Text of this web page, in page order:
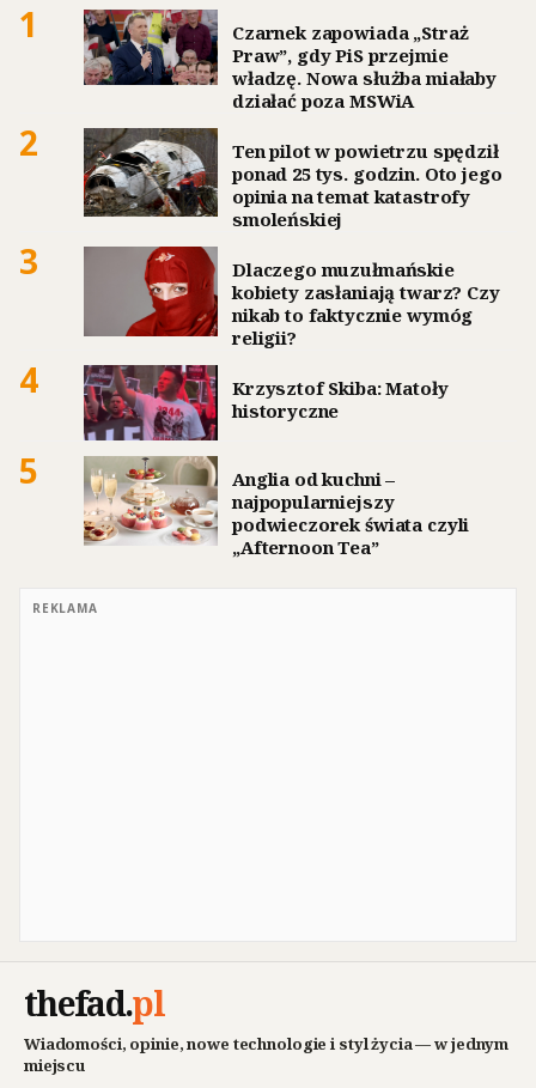
1
Czarnek zapowiada „Straż
Praw”, gdy PiS przejmie
władzę. Nowa służba miałaby
działać poza MSWiA
2
Ten pilot w powietrzu spędził
ponad 25 tys. godzin. Oto jego
opinia na temat katastrofy
smoleńskiej
3
Dlaczego muzułmańskie
kobiety zasłaniają twarz? Czy
nikab to faktycznie wymóg
religii?
4
Krzysztof Skiba: Matoły
historyczne
5
Anglia od kuchni –
najpopularniejszy
podwieczorek świata czyli
„Afternoon Tea”
REKLAMA
thefad.pl
Wiadomości, opinie, nowe technologie i styl życia — w jednym
miejscu